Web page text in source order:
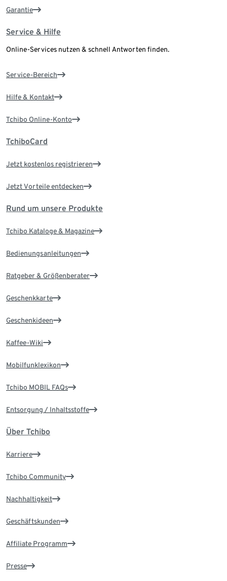
Garantie
Service & Hilfe
Online-Services nutzen & schnell Antworten finden.
Service-Bereich
Hilfe & Kontakt
Tchibo Online-Konto
TchiboCard
Jetzt kostenlos registrieren
Jetzt Vorteile entdecken
Rund um unsere Produkte
Tchibo Kataloge & Magazine
Bedienungsanleitungen
Ratgeber & Größenberater
Geschenkkarte
Geschenkideen
Kaffee-Wiki
Mobilfunklexikon
Tchibo MOBIL FAQs
Entsorgung / Inhaltsstoffe
Über Tchibo
Karriere
Tchibo Community
Nachhaltigkeit
Geschäftskunden
Affiliate Programm
Presse